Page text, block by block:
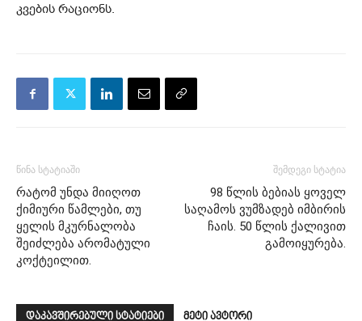
კვების რაციონს.
წინა სტატიაში
რატომ უნდა მიიღოთ
ქიმიური წამლები, თუ
ყელის მკურნალობა
შეიძლება არომატული
კოქტეილით.
შემდეგი სტატია
98 წლის ბებიას ყოველ
საღამოს ვუმზადებ იმბირის
ჩაის. 50 წლის ქალივით
გამოიყურება.
დაკავშირებული სტატიები მეტი ავტორი